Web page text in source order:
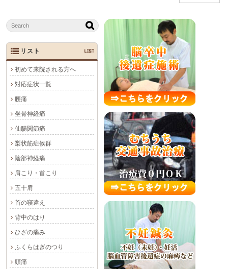
リスト LIST
初めて来院される方へ
対応症状一覧
腰痛
坐骨神経痛
仙腸関節痛
梨状筋症候群
陰部神経痛
肩こり・首こり
五十肩
首の寝違え
背中のはり
ひざの痛み
ふくらはぎのつり
頭痛